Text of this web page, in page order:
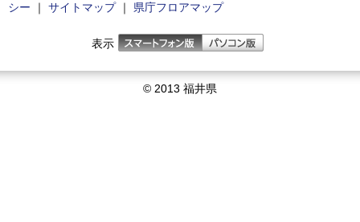
シー ｜ サイトマップ｜ 県庁フロアマップ
表示
© 2013 福井県